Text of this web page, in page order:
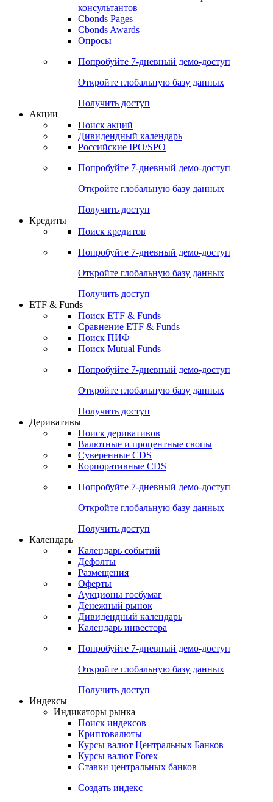
консультантов
Cbonds Pages
Cbonds Awards
Опросы
Попробуйте 7-дневный демо-доступ
Откройте глобальную базу данных
Получить доступ
Акции
Поиск акций
Дивидендный календарь
Российские IPO/SPO
Попробуйте 7-дневный демо-доступ
Откройте глобальную базу данных
Получить доступ
Кредиты
Поиск кредитов
Попробуйте 7-дневный демо-доступ
Откройте глобальную базу данных
Получить доступ
ETF & Funds
Поиск ETF & Funds
Сравнение ETF & Funds
Поиск ПИФ
Поиск Mutual Funds
Попробуйте 7-дневный демо-доступ
Откройте глобальную базу данных
Получить доступ
Деривативы
Поиск деривативов
Валютные и процентные свопы
Суверенные CDS
Корпоративные CDS
Попробуйте 7-дневный демо-доступ
Откройте глобальную базу данных
Получить доступ
Календарь
Календарь событий
Дефолты
Размещения
Оферты
Аукционы госбумаг
Денежный рынок
Дивидендный календарь
Календарь инвестора
Попробуйте 7-дневный демо-доступ
Откройте глобальную базу данных
Получить доступ
Индексы
Индикаторы рынка
Поиск индексов
Криптовалюты
Курсы валют Центральных Банков
Курсы валют Forex
Ставки центральных банков
Создать индекс